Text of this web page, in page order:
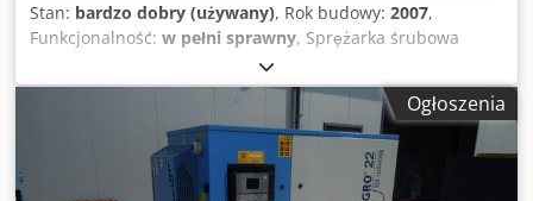
Stan: bardzo dobry (używany), Rok budowy: 2007,
Funkcjonalność: w pełni sprawny, Sprężarka śrubowa
KAESER ASD57T maszyna z osuszaczem powietrza po
serwisie Dane techniczne: wydajność: 4,50m3/min
(4500/min); silnik o mocy; 30 KW; ciśnienie: 11 bar
Przepracowane; 14719 h rok;2007 cena netto 17500 zł cena
brutto 21525 zł Dkodozp Hqlopfx Ag Dor Sprężarka w pełni
sprawna, zapewniamy serwis.
Ogłoszenia